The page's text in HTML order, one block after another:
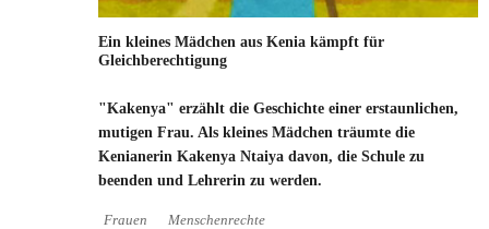
Ein kleines Mädchen aus Kenia kämpft für
Gleichberechtigung
"Kakenya" erzählt die Geschichte einer erstaunlichen,
mutigen Frau. Als kleines Mädchen träumte die
Kenianerin Kakenya Ntaiya davon, die Schule zu
beenden und Lehrerin zu werden.
Frauen
Menschenrechte